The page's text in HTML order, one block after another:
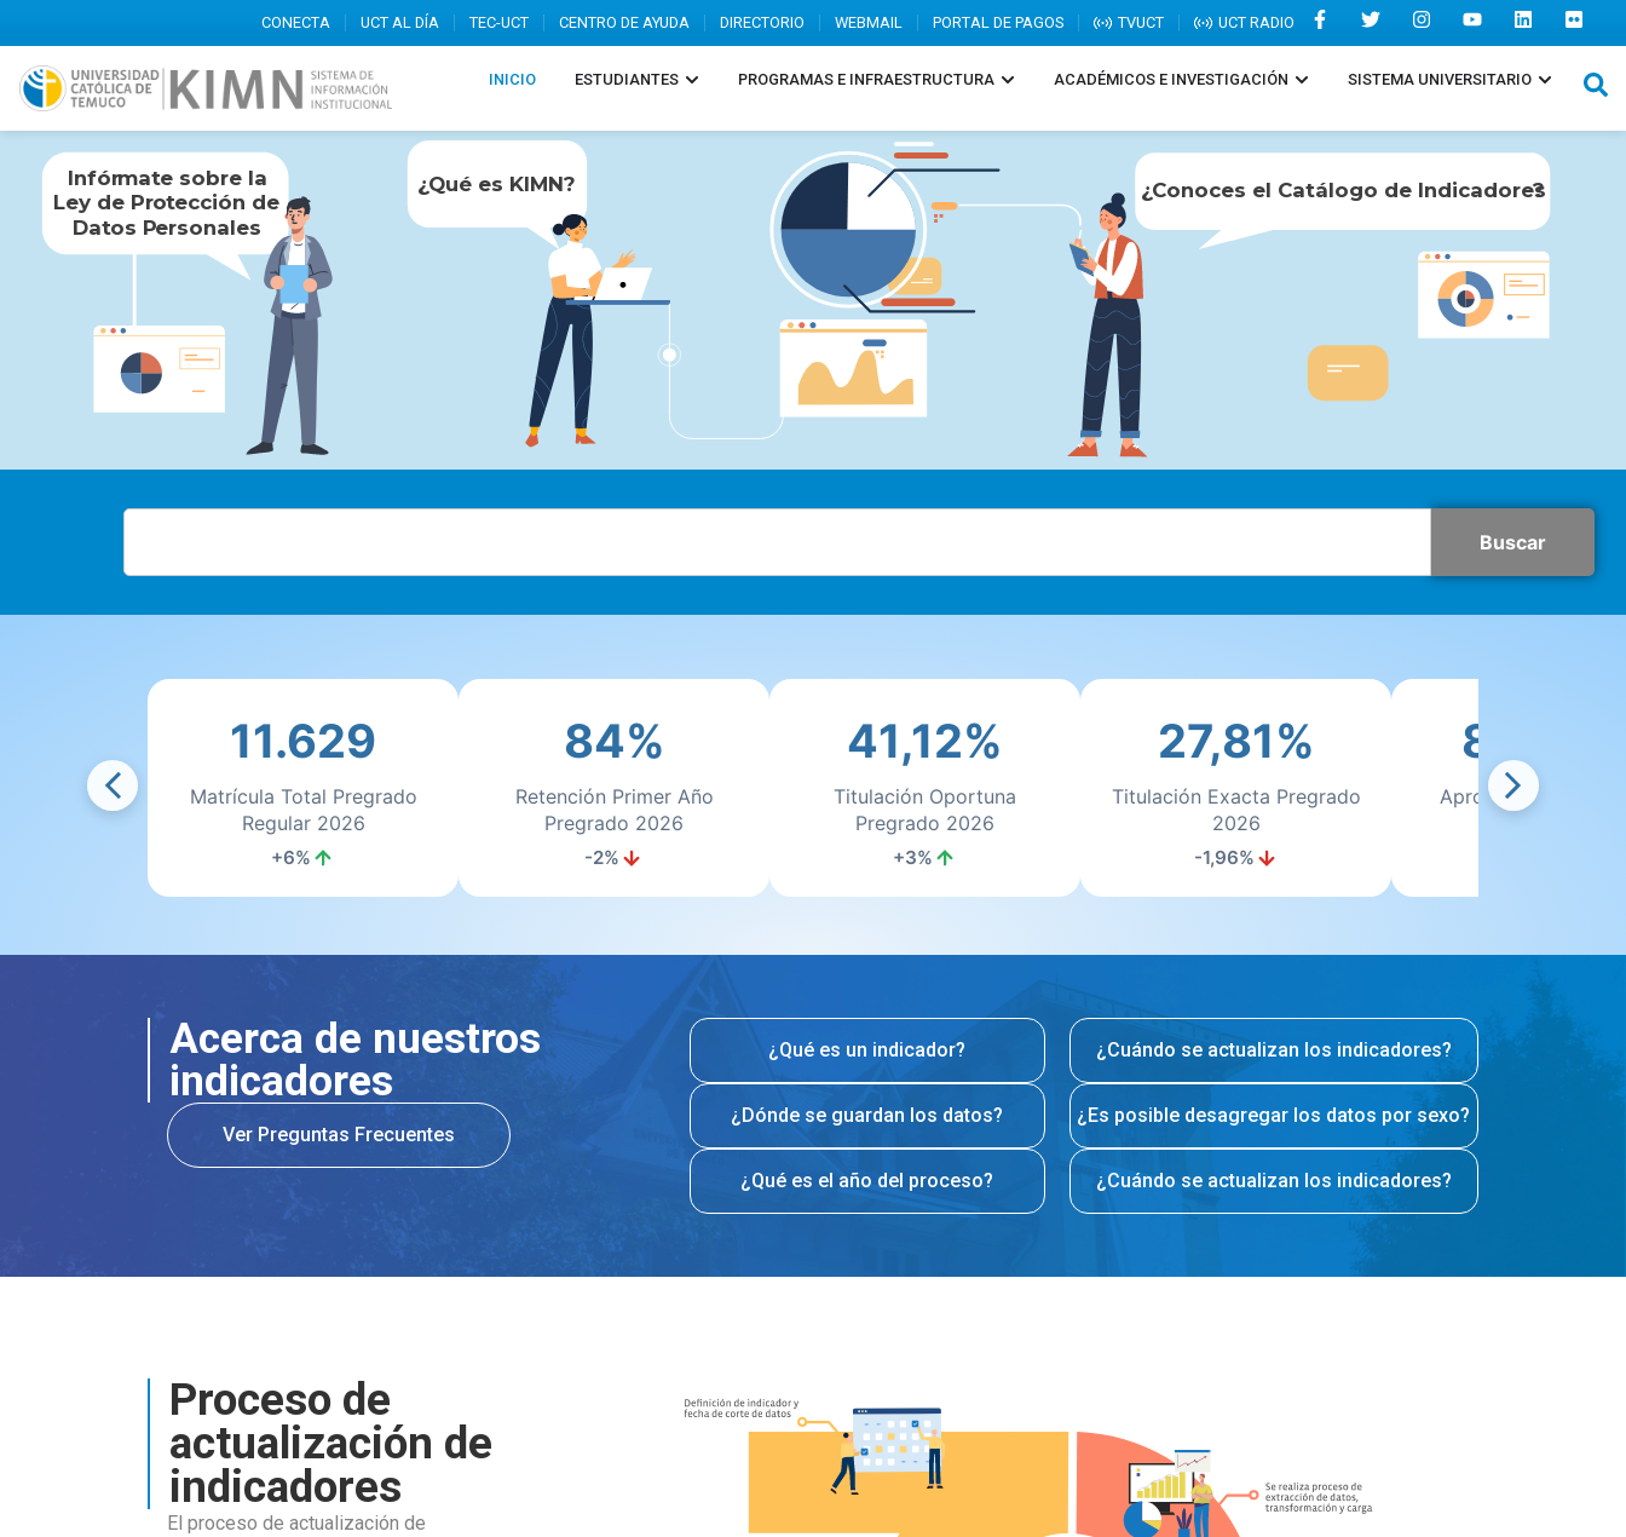
CONECTA UCT AL DÍA TEC-UCT CENTRO DE AYUDA DIRECTORIO WEBMAIL PORTAL DE PAGOS TVUCT UCT RADIO
INICIO ESTUDIANTES PROGRAMAS E INFRAESTRUCTURA ACADÉMICOS E INVESTIGACIÓN SISTEMA UNIVERSITARIO
¿Qué es KIMN? ¿ Conoces el Catálogo de Indicadores
?
Infórmate sobre la
Leyde Pr otección de
Datos Personales
Buscar
11.629
Matrícula Total Pregrado
Regular 2026
+6%
84%
Retención Primer Año
Pregrado 2026
-2%
41,12%
Titulación Oportuna
Pregrado 2026
+3%
27,81%
Titulación Exacta Pregrado
2026
-1,96%
Aprobación Primer
Acerca de nuestros
indicadores
Ver Preguntas Frecuentes
¿Qué es un indicador?
¿Dónde se guardan los datos?
¿Qué es el año del proceso?
¿Cuándo se actualizan los indicadores?
¿Es posible desagregar los datos por sexo?
¿Cuándo se actualizan los indicadores?
Proceso de
actualización de
indicadores
El proceso de actualización de